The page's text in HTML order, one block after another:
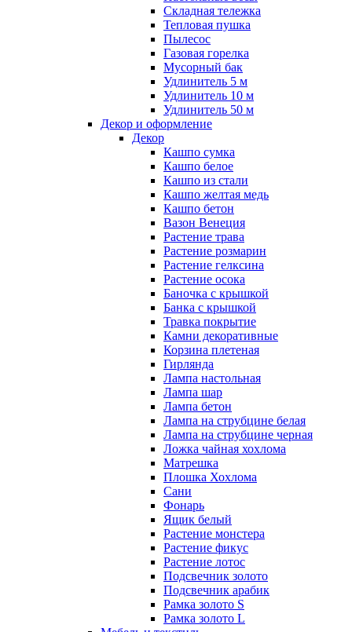
Складная тележка
Тепловая пушка
Пылесос
Газовая горелка
Мусорный бак
Удлинитель 5 м
Удлинитель 10 м
Удлинитель 50 м
Декор и оформление
Декор
Кашпо сумка
Кашпо белое
Кашпо из стали
Кашпо желтая медь
Кашпо бетон
Вазон Венеция
Растение трава
Растение розмарин
Растение гелксина
Растение осока
Баночка с крышкой
Банка с крышкой
Травка покрытие
Камни декоративные
Корзина плетеная
Гирлянда
Лампа настольная
Лампа шар
Лампа бетон
Лампа на струбцине белая
Лампа на струбцине черная
Ложка чайная хохлома
Матрешка
Плошка Хохлома
Сани
Фонарь
Ящик белый
Растение монстера
Растение фикус
Растение лотос
Подсвечник золото
Подсвечник арабик
Рамка золото S
Рамка золото L